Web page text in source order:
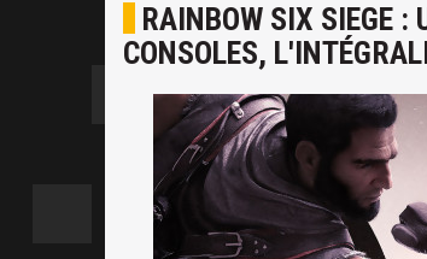
RAINBOW SIX SIEGE :
CONSOLES,